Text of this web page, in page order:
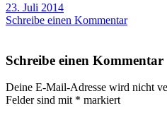
23. Juli 2014
Schreibe einen Kommentar
Schreibe einen Kommentar
Deine E-Mail-Adresse wird nicht
Felder sind mit * markiert